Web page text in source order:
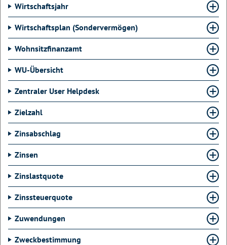
Wirtschaftsjahr
Wirtschaftsplan (Sondervermögen)
Wohnsitzfinanzamt
WU-Übersicht
Zentraler User Helpdesk
Zielzahl
Zinsabschlag
Zinsen
Zinslastquote
Zinssteuerquote
Zuwendungen
Zweckbestimmung